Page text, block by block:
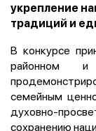
укрепление
традиций и
В конкурсе
районном и
семейным
духовно-
сохранению